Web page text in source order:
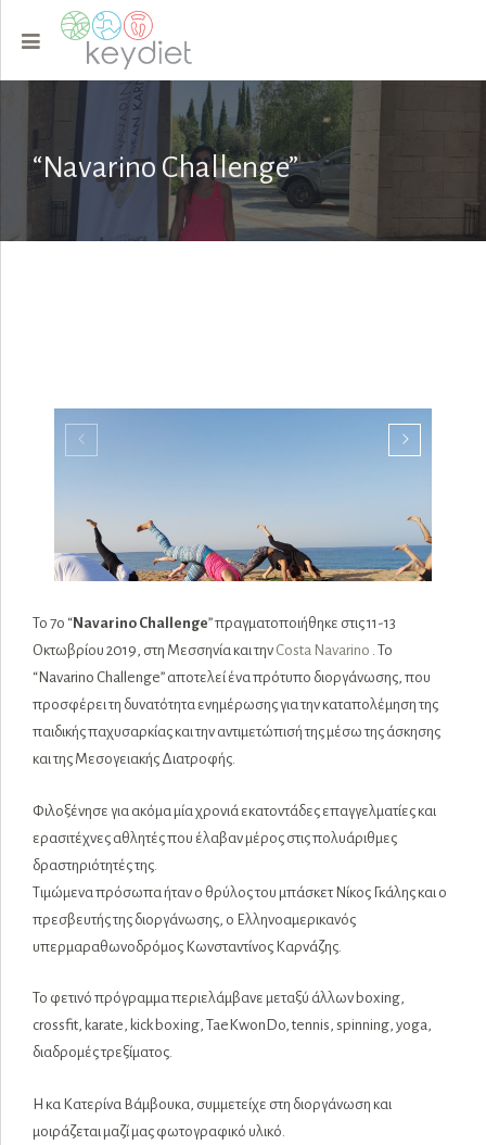
“Navarino Challenge”
Το 7ο “ Navarino Challenge” πραγματοποιήθηκε στις 11-13
Οκτωβρίου 2019, στη Μεσσηνία και την Costa Navarino . Το
“Navarino Challenge” αποτελεί ένα πρότυπο διοργάνωσης, που
προσφέρει τη δυνατότητα ενημέρωσης για την καταπολέμηση της
παιδικής παχυσαρκίας και την αντιμετώπισή της μέσω της άσκησης
και της Μεσογειακής Διατροφής.
Φιλοξένησε για ακόμα μία χρονιά εκατοντάδες επαγγελματίες και
ερασιτέχνες αθλητές που έλαβαν μέρος στις πολυάριθμες
δραστηριότητές της.
Τιμώμενα πρόσωπα ήταν ο θρύλος του μπάσκετ Νίκος Γκάλης και ο
πρεσβευτής της διοργάνωσης, ο Ελληνοαμερικανός
υπερμαραθωνοδρόμος Κωνσταντίνος Καρνάζης.
Το φετινό πρόγραμμα περιελάμβανε μεταξύ άλλων boxing,
crossfit, karate, kick boxing, TaeKwonDo, tennis, spinning, yoga,
διαδρομές τρεξίματος.
Η κα Κατερίνα Βάμβουκα, συμμετείχε στη διοργάνωση και
μοιράζεται μαζί μας φωτογραφικό υλικό.